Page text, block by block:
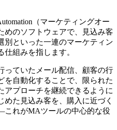
（マーケティングオー
めのソフトウェアで、見込み客
別といった一連のマーケティン
組みを指します。
っていたメール配信、顧客の行
を自動化することで、限られた
アプローチを継続できるように
めた見込み客を、購入に近づく
れがMAツールの中心的な役